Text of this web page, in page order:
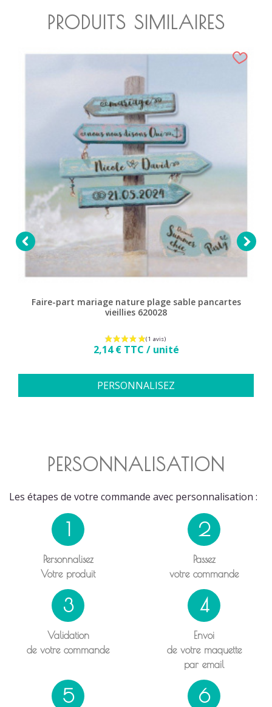
PRODUITS SIMILAIRES

Faire-part mariage nature plage sable pancartes
vieillies 620028
Prix
2,14 € TTC / unité
PERSONNALISEZ

PERSONNALISATION
Les étapes de votre commande avec personnalisation :
1
Personnalisez
Votre produit
2
Passez
votre commande
3
Validation
de votre commande
4
Envoi
de votre maquette
par email
5 6